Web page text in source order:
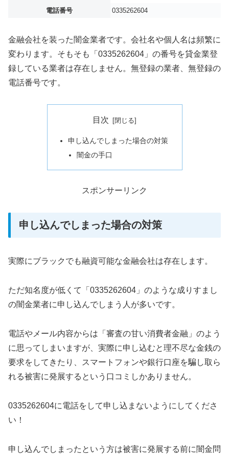
電話番号
0335262604
金融会社を装った闇金業者です。会社名や個人名は頻繁に
変わります。そもそも「0335262604」の番号を貸金業登
録している業者は存在しません。無登録の業者、無登録の
電話番号です。
目次
申し込んでしまった場合の対策
闇金の手口
スポンサーリンク
申し込んでしまった場合の対策
実際にブラックでも融資可能な金融会社は存在します。
ただ知名度が低くて「0335262604」のような成りすまし
の闇金業者に申し込んでしまう人が多いです。
電話やメール内容からは「審査の甘い消費者金融」のよう
に思ってしまいますが、実際に申し込むと理不尽な金銭の
要求をしてきたり、スマートフォンや銀行口座を騙し取ら
れる被害に発展するという口コミしかありません。
0335262604に電話をして申し込まないようにしてくださ
い！
申し込んでしまったという方は被害に発展する前に闇金問